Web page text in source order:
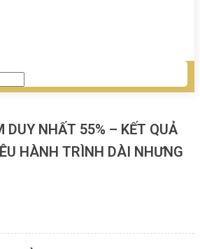
DUY NHẤT 55% – KẾT QUẢ
HÀNH TRÌNH DÀI NHƯNG